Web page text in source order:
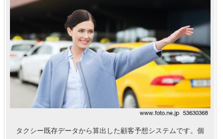
タクシー既存データから算出した顧客予想システムです。個